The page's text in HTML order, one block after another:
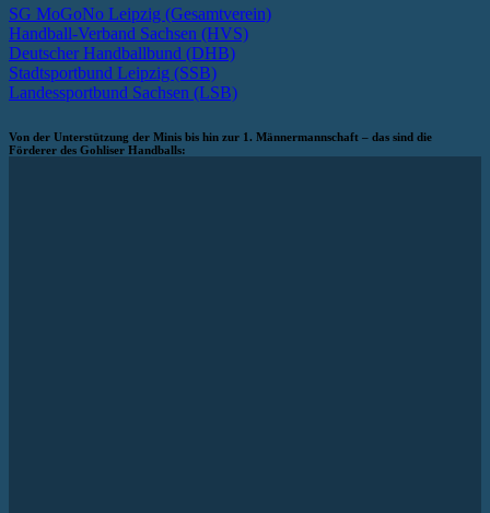
SG MoGoNo Leipzig (Gesamtverein)
Handball-Verband Sachsen (HVS)
Deutscher Handballbund (DHB)
Stadtsportbund Leipzig (SSB)
Landessportbund Sachsen (LSB)
Von der Unterstützung der Minis bis hin zur 1. Männermannschaft – das sind die
Förderer des Gohliser Handballs: